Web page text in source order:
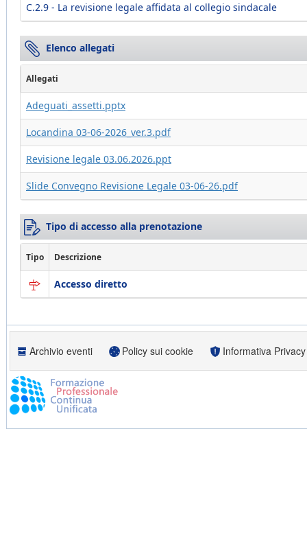
C.2.9 - La revisione legale affidata al collegio sindacale
Elenco allegati
Allegati
Adeguati_assetti.pptx
Locandina 03-06-2026_ver.3.pdf
Revisione legale 03.06.2026.ppt
Slide Convegno Revisione Legale 03-06-26.pdf
Tipo di accesso alla prenotazione
Tipo Descrizione
Accesso diretto
Archivio eventi Policy sui cookie Informativa Privacy